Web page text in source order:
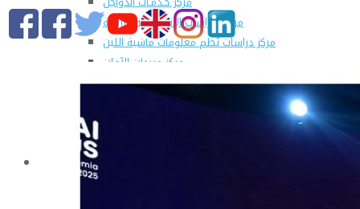
مركز الدراسات الإقتصادية الزراعية
مركز دراسات نُظم معلومات ماشية اللبن
مركز مبيدات الآفات
مطبعة كلية الزراعة
وحدة الهندسة الزراعية للدراسات والإستشارات الفنية
التسجيل في دورات مركز الحاسب الآلي بالكلية
التعليم والطلاب